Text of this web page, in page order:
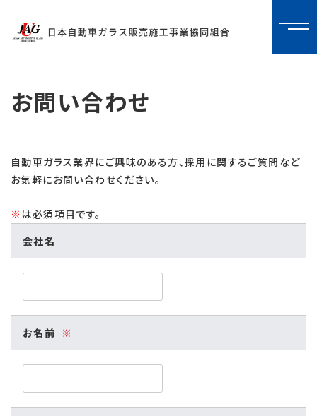
お問い合わせ
自動車ガラス業界にご興味のある方、採用に関するご質問など
お気軽にお問い合わせください。
※ は必須項目です。
会社名
お名前 ※